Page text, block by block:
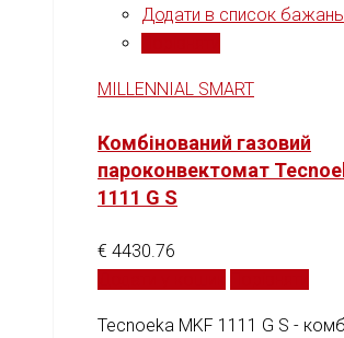
Додати в список бажань
MILLENNIAL SMART
Комбінований газовий
пароконвектомат
1111 G S
€ 4430.76
Tecnoeka MKF 1111 G S -